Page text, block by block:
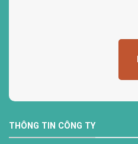
THÔNG TIN CÔNG TY